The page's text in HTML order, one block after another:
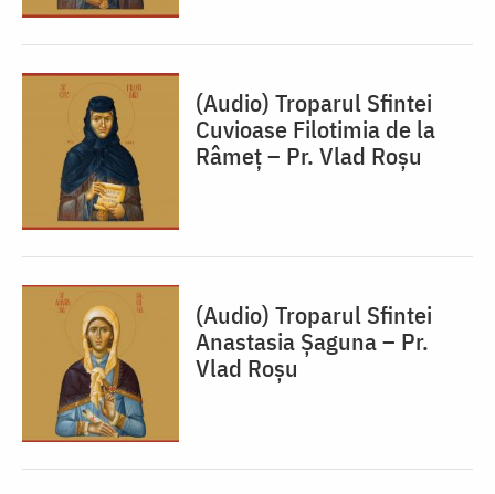
(Audio) Troparul Sfintei
Cuvioase Filotimia de la
Râmeț – Pr. Vlad Roșu
(Audio) Troparul Sfintei
Anastasia Șaguna – Pr.
Vlad Roșu